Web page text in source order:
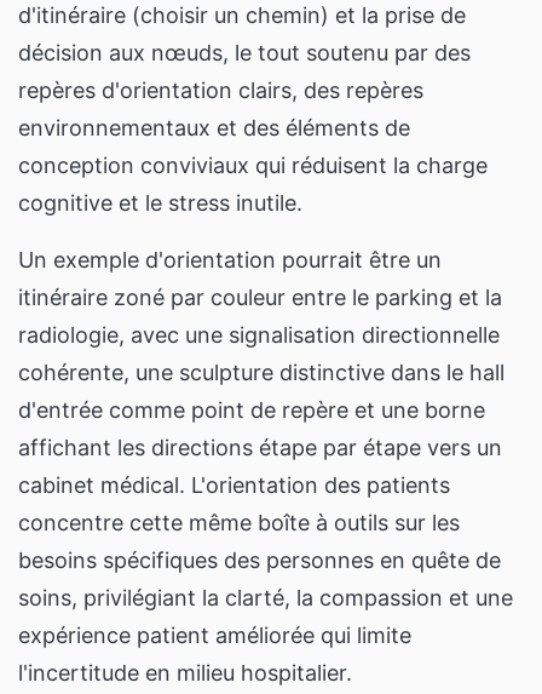
d'itinéraire (choisir un chemin) et la prise de
décision aux nœuds, le tout soutenu par des
repères d'orientation clairs, des repères
environnementaux et des éléments de
conception conviviaux qui réduisent la charge
cognitive et le stress inutile.
Un exemple d'orientation pourrait être un
itinéraire zoné par couleur entre le parking et la
radiologie, avec une signalisation directionnelle
cohérente, une sculpture distinctive dans le hall
d'entrée comme point de repère et une borne
affichant les directions étape par étape vers un
cabinet médical. L'orientation des patients
concentre cette même boîte à outils sur les
besoins spécifiques des personnes en quête de
soins, privilégiant la clarté, la compassion et une
expérience patient améliorée qui limite
l'incertitude en milieu hospitalier.